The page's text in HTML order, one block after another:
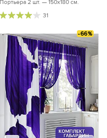
Портьера 2 шт. — 150х180 см.
31
-66%